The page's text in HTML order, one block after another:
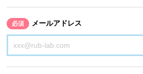
必須 メールアドレス